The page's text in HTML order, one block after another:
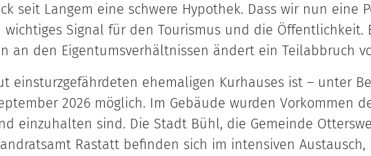
seit Langem eine schwere Hypothek. Dass wir nun eine
Signal für den Tourismus und die Öffentlichkeit.
an den Eigentumsverhältnissen ändert ein Teilabbruch
einsturzgefährdeten ehemaligen Kurhauses ist – unter
2026 möglich. Im Gebäude wurden Vorkommen
einzuhalten sind. Die Stadt Bühl, die Gemeinde
Rastatt befinden sich im intensiven